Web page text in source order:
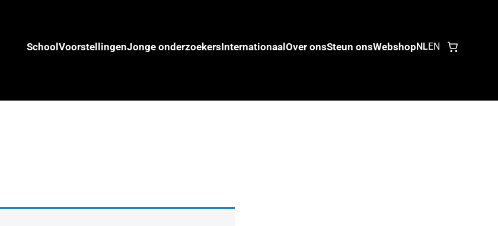
SchoolVoorstellingenJonge onderzoekersInternationaalOver onsSteun onsWebshopNLEN